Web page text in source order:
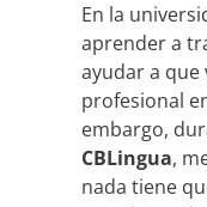
En la
aprender a
ayudar a que
profesional
embargo,
CBLingua,
nada tiene